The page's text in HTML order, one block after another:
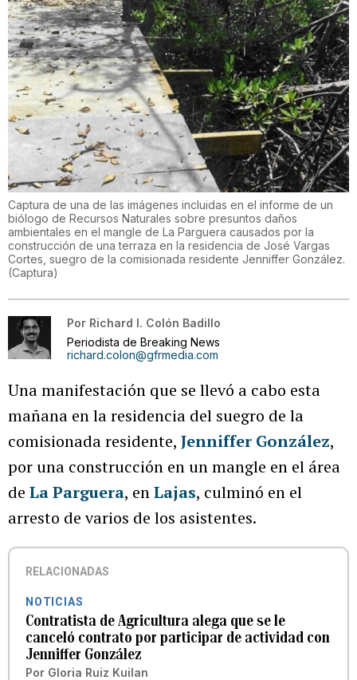
Captura de una de las imágenes incluidas en el informe de un
biólogo de Recursos Naturales sobre presuntos daños
ambientales en el mangle de La Parguera causados por la
construcción de una terraza en la residencia de José Vargas
Cortes, suegro de la comisionada residente Jenniffer González.
(Captura)
Por Richard I. Colón Badillo
Periodista de Breaking News
richard.colon@gfrmedia.com
Una manifestación que se llevó a cabo esta
mañana en la residencia del suegro de la
comisionada residente, Jenniffer González,
por una construcción en un mangle en el área
de La Parguera, enLajas, culminó en el
arresto de varios de los asistentes.
RELACIONADAS
NOTICIAS
Contratista de Agricultura alega que se le
canceló contrato por participar de actividad con
Jenniffer González
Por Gloria Ruiz Kuilan